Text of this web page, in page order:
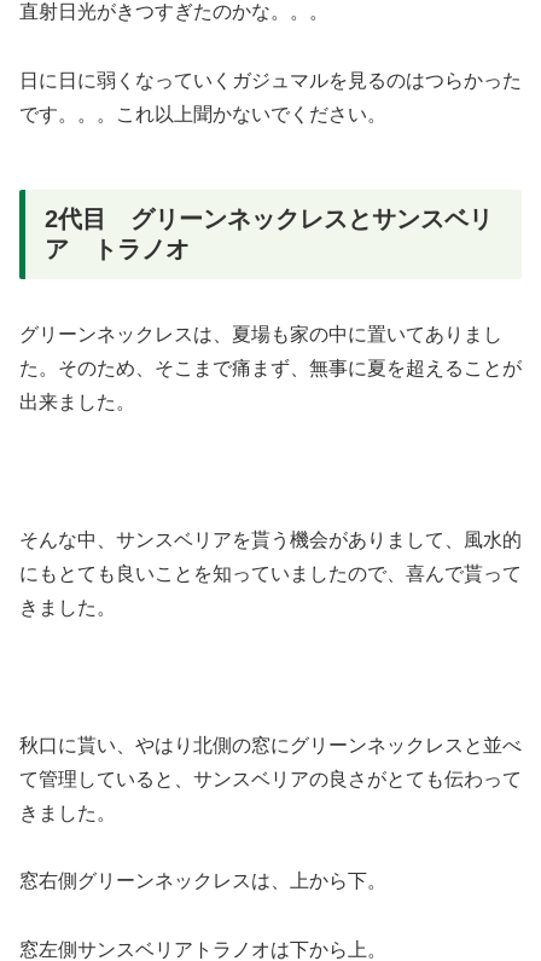
直射日光がきつすぎたのかな。。。
日に日に弱くなっていくガジュマルを見るのはつらかった
です。。。これ以上聞かないでください。
2代目 グリーンネックレスとサンスベリ
ア トラノオ
グリーンネックレスは、夏場も家の中に置いてありまし
た。そのため、そこまで痛まず、無事に夏を超えることが
出来ました。
そんな中、サンスベリアを貰う機会がありまして、風水的
にもとても良いことを知っていましたので、喜んで貰って
きました。
秋口に貰い、やはり北側の窓にグリーンネックレスと並べ
て管理していると、サンスベリアの良さがとても伝わって
きました。
窓右側グリーンネックレスは、上から下。
窓左側サンスベリアトラノオは下から上。